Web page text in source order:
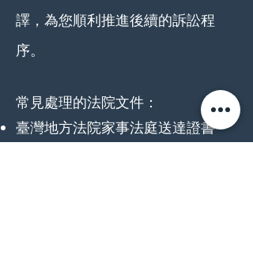
譯，為您順利推進後續的訴訟程
序。
常見處理的法院文件：
臺灣地方法院家事法庭送達證書